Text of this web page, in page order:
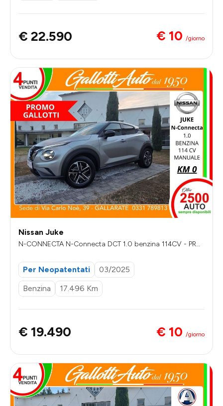
€ 22.590 € 10 /giorno
Nissan Juke
N-CONNECTA N-Connecta DCT 1.0 benzina 114CV - PRM
Per Neopatentati
03/2025
Benzina
17.496 Km
€ 19.490 € 10 /giorno